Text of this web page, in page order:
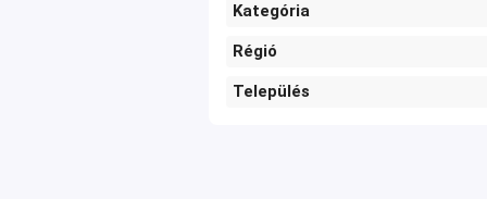
Kategória
Régió
Település